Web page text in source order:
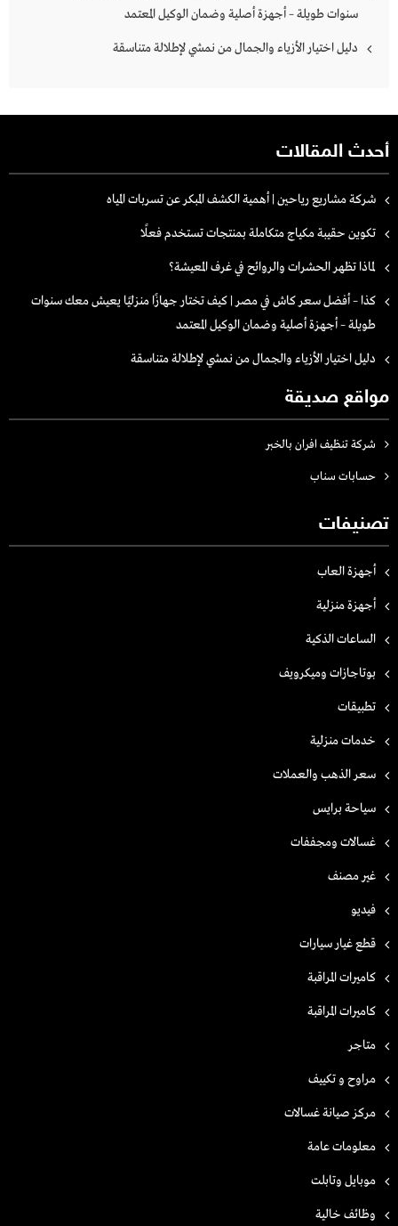
سنوات طويلة – أجهزة أصلية وضمان الوكيل المعتمد
دليل اختيار الأزياء والجمال من نمشي لإطلالة متناسقة
أحدث المقالات
شركة مشاريع رياحين | أهمية الكشف المبكر عن تسربات المياه
تكوين حقيبة مكياج متكاملة بمنتجات تستخدم فعلًا
لماذا تظهر الحشرات والروائح في غرف المعيشة؟
كذا – أفضل سعر كاش في مصر | كيف تختار جهازًا منزليًا يعيش معك سنوات
طويلة – أجهزة أصلية وضمان الوكيل المعتمد
دليل اختيار الأزياء والجمال من نمشي لإطلالة متناسقة
مواقع صديقة
شركة تنظيف افران بالخبر
حسابات سناب
تصنيفات
أجهزة العاب
أجهزة منزلية
الساعات الذكية
بوتاجازات وميكرويف
تطبيقات
خدمات منزلية
سعر الذهب والعملات
سياحة برايس
غسالات ومجففات
غير مصنف
فيديو
قطع غيار سيارات
كاميرات المراقبة
كاميرات المراقبة
متاجر
مراوح و تكييف
مركز صيانة غسالات
معلومات عامة
موبايل وتابلت
وظائف خالية